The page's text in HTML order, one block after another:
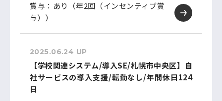
賞与：あり（年2回（インセンティブ賞
与））
2025.06.24 UP
【学校関連システム/導入SE/札幌市中央区】自
社サービスの導入支援/転勤なし/年間休日124
日